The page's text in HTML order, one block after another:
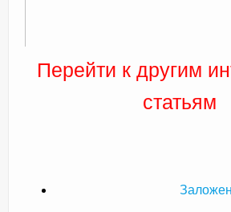
Перейти к другим
статьям